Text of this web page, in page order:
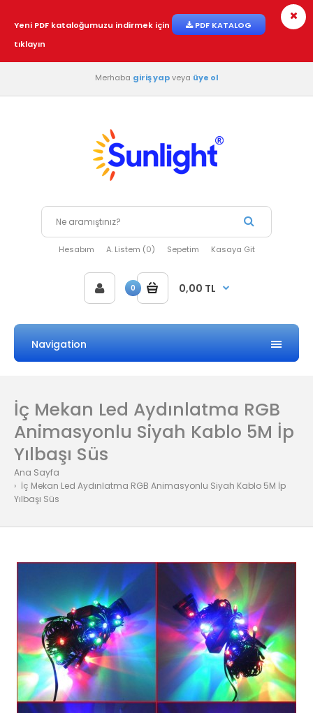
Yeni PDF kataloğumuzu indirmek için
PDF KATALOG
tıklayın
Merhaba giriş yapveya üye ol
Hesabım A. Listem (0) Sepetim Kasaya Git
0 0,00 TL
Navigation
İç Mekan Led Aydınlatma RGB
Animasyonlu Siyah Kablo 5M İp
Yılbaşı Süs
Ana Sayfa
İç Mekan Led Aydınlatma RGB Animasyonlu Siyah Kablo 5M İp
Yılbaşı Süs